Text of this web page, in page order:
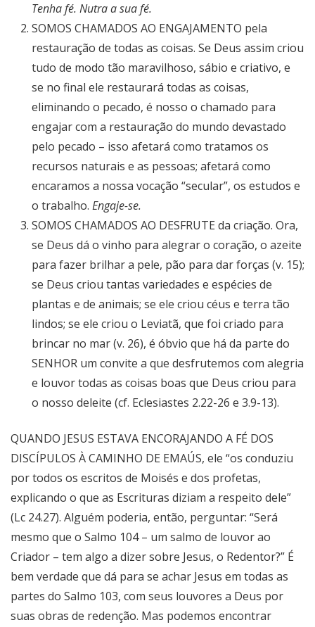
Tenha fé. Nutra a sua fé.
SOMOS CHAMADOS AO ENGAJAMENTO pela
restauração de todas as coisas. Se Deus assim criou
tudo de modo tão maravilhoso, sábio e criativo, e
se no final ele restaurará todas as coisas,
eliminando o pecado, é nosso o chamado para
engajar com a restauração do mundo devastado
pelo pecado – isso afetará como tratamos os
recursos naturais e as pessoas; afetará como
encaramos a nossa vocação “secular”, os estudos e
o trabalho. Engaje-se.
SOMOS CHAMADOS AO DESFRUTE da criação. Ora,
se Deus dá o vinho para alegrar o coração, o azeite
para fazer brilhar a pele, pão para dar forças (v. 15);
se Deus criou tantas variedades e espécies de
plantas e de animais; se ele criou céus e terra tão
lindos; se ele criou o Leviatã, que foi criado para
brincar no mar (v. 26), é óbvio que há da parte do
SENHOR um convite a que desfrutemos com alegria
e louvor todas as coisas boas que Deus criou para
o nosso deleite (cf. Eclesiastes 2.22-26 e 3.9-13).
QUANDO JESUS ESTAVA ENCORAJANDO A FÉ DOS
DISCÍPULOS À CAMINHO DE EMAÚS, ele “os conduziu
por todos os escritos de Moisés e dos profetas,
explicando o que as Escrituras diziam a respeito dele”
(Lc 24.27). Alguém poderia, então, perguntar: “Será
mesmo que o Salmo 104 – um salmo de louvor ao
Criador – tem algo a dizer sobre Jesus, o Redentor?” É
bem verdade que dá para se achar Jesus em todas as
partes do Salmo 103, com seus louvores a Deus por
suas obras de redenção. Mas podemos encontrar